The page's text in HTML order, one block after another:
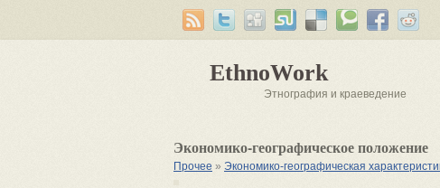
EthnoWork
Этнография и краеведение
Экономико-географическое положение
Прочее » Экономико-географическая